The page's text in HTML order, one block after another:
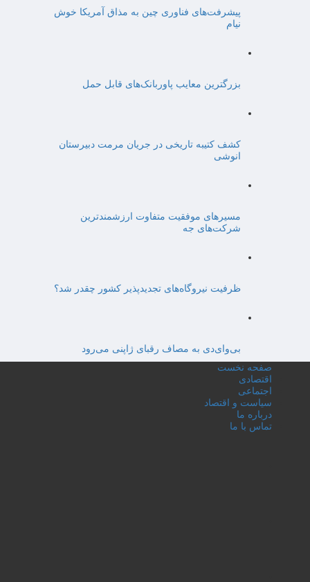
پیشرفت‌های فناوری چین به مذاق آمریکا خوش
نیام
بزرگترین معایب پاوربانک‌های قابل حمل
کشف کتیبه تاریخی در جریان مرمت دبیرستان
انوشی
مسیرهای موفقیت متفاوت ارزشمندترین
شرکت‌های جه
ظرفیت نیروگاه‌های تجدیدپذیر کشور چقدر شد؟
بی‌وای‌دی به مصاف رقبای ژاپنی می‌رود
صفحه نخست
اقتصادی
اجتماعی
سیاست و اقتصاد
درباره ما
تماس با ما